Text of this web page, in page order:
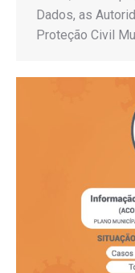
Dados, as
Proteção Civil